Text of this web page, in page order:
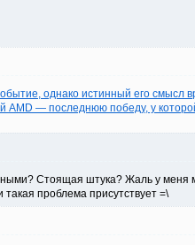
однако истинный его смысл
— последнюю победу, у
Стоящая штука? Жаль у меня
проблема присутствует =\